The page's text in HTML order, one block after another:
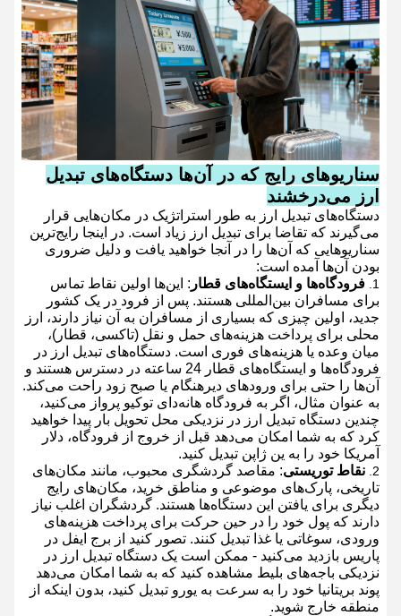
سناریوهای رایج که در آن‌ها دستگاه‌های تبدیل
ارز می‌درخشند
دستگاه‌های تبدیل ارز به طور استراتژیک در مکان‌هایی قرار
می‌گیرند که تقاضا برای تبدیل ارز زیاد است. در اینجا رایج‌ترین
سناریوهایی که آن‌ها را در آنجا خواهید یافت و دلیل ضروری
بودن آن‌ها آمده است:
فرودگاه‌ها و ایستگاه‌های قطار : این‌ها اولین نقاط تماس
برای مسافران بین‌المللی هستند. پس از فرود در یک کشور
جدید، اولین چیزی که بسیاری از مسافران به آن نیاز دارند، ارز
محلی برای پرداخت هزینه‌های حمل و نقل (تاکسی، قطار)،
میان وعده یا هزینه‌های فوری است. دستگاه‌های تبدیل ارز در
فرودگاه‌ها و ایستگاه‌های قطار 24 ساعته در دسترس هستند و
آن‌ها را حتی برای ورودهای دیرهنگام یا صبح زود راحت می‌کند.
به عنوان مثال، اگر به فرودگاه هانه‌دای توکیو پرواز می‌کنید،
چندین دستگاه تبدیل ارز در نزدیکی محل تحویل بار پیدا خواهید
کرد که به شما امکان می‌دهد قبل از خروج از فرودگاه، دلار
آمریکا خود را به ین ژاپن تبدیل کنید.
نقاط توریستی: مقاصد گردشگری محبوب، مانند مکان‌های
تاریخی، پارک‌های موضوعی و مناطق خرید، مکان‌های رایج
دیگری برای یافتن این دستگاه‌ها هستند. گردشگران اغلب نیاز
دارند که پول خود را در حین حرکت برای پرداخت هزینه‌های
ورودی، سوغاتی یا غذا تبدیل کنند. تصور کنید از برج ایفل در
پاریس بازدید می‌کنید - ممکن است یک دستگاه تبدیل ارز در
نزدیکی باجه‌های بلیط مشاهده کنید که به شما امکان می‌دهد
پوند بریتانیا خود را به سرعت به یورو تبدیل کنید، بدون اینکه از
منطقه خارج شوید.